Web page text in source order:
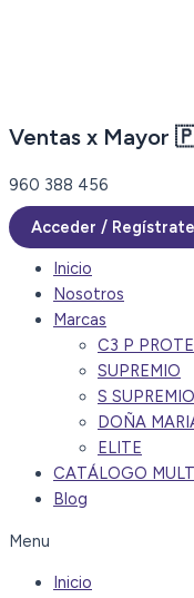
Ventas x Mayor
960 388 456
Acceder / Regístrate
Inicio
Nosotros
Marcas
C3 P
SUPREMIO
S
DOÑA
ELITE
CATÁLOGO
Blog
Menu
Inicio